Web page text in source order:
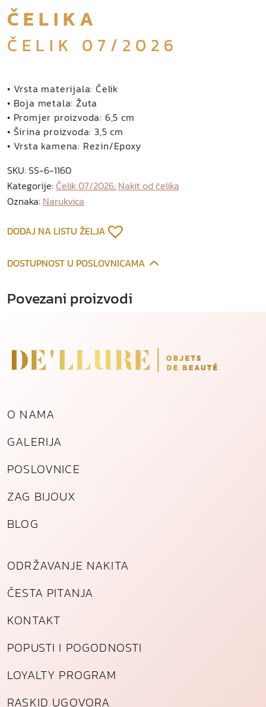
ČELIKA
ČELIK 07/2026
• Vrsta materijala: Čelik
• Boja metala: Žuta
• Promjer proizvoda: 6,5 cm
• Širina proizvoda: 3,5 cm
• Vrsta kamena: Rezin/Epoxy
SKU: SS-6-1160
Kategorije: Čelik 07/2026, Nakit od čelika
Oznaka: Narukvica
DODAJ NA LISTU ŽELJA
DOSTUPNOST U POSLOVNICAMA
Povezani proizvodi
O NAMA
GALERIJA
POSLOVNICE
ZAG BIJOUX
BLOG
ODRŽAVANJE NAKITA
ČESTA PITANJA
KONTAKT
POPUSTI I POGODNOSTI
LOYALTY PROGRAM
RASKID UGOVORA